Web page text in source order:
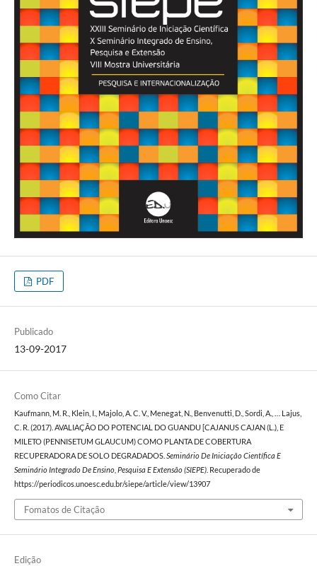
PDF
Publicado
13-09-2017
Como Citar
Kaufmann, M. R., Klein, I., Majolo, A. C. V., Menegat, N., Benvenutti, D., Sordi, A., … Lajus,
C. R. (2017). AVALIAÇÃO DO POTENCIAL DO GUANDU [CAJANUS CAJAN (L.), E
MILETO (PENNISETUM GLAUCUM) COMO PLANTA DE COBERTURA
RECUPERADORA DE SOLO DEGRADADOS. Seminário De Iniciação Científica E
Seminário Integrado De Ensino, Pesquisa E Extensão (SIEPE). Recuperado de
https://periodicos.unoesc.edu.br/siepe/article/view/13907
Fomatos de Citação
Edição